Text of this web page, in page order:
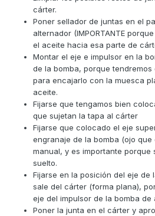
cárter.
Poner sellador de juntas en el
alternador (IMPORTANTE
el aceite hacia esa parte de
Montar el eje e impulsor en la
de la bomba, porque
para encajarlo con la muesca
aceite.
Fijarse que tengamos bien
que sujetan la tapa al cárter
Fijarse que colocado el eje
engranaje de la bomba (ojo
manual, y es importante porque
suelto.
Fijarse en la posición del eje de
sale del cárter (forma plana),
eje del impulsor de la bomba
Poner la junta en el cárter y